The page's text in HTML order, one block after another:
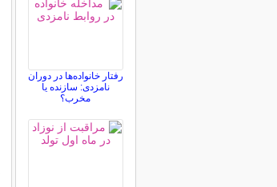
رفتار خانواده‌ها در دوران
نامزدی: سازنده یا
مخرب؟